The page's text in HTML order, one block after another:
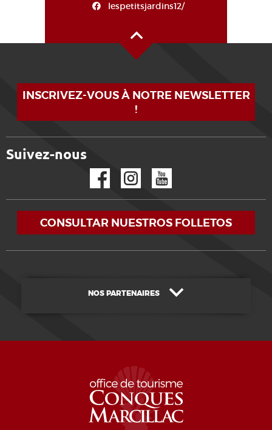
lespetitsjardins12/
INSCRIVEZ-VOUS À NOTRE NEWSLETTER
!
Suivez-nous
CONSULTAR NUESTROS FOLLETOS
NOS PARTENAIRES